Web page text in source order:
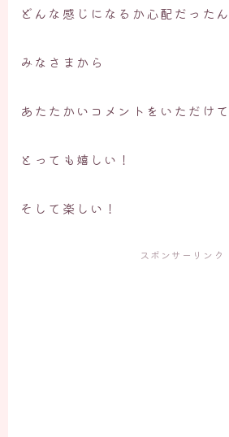
どんな感じになるか心配だったん
みなさまから
あたたかいコメントをいただけて
とっても嬉しい！
そして楽しい！
スポンサーリンク